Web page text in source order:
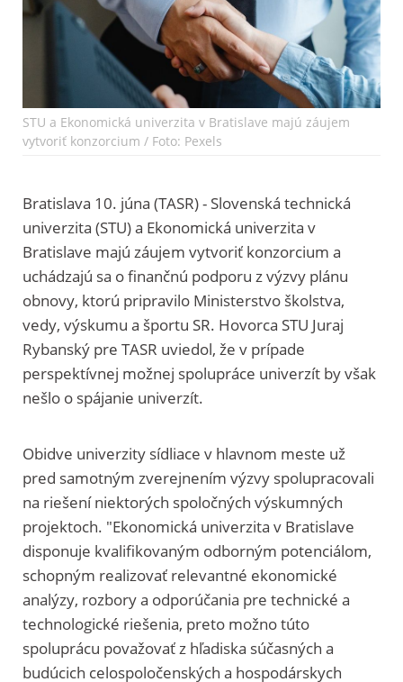
STU a Ekonomická univerzita v Bratislave majú záujem
vytvoriť konzorcium / Foto: Pexels
Bratislava 10. júna (TASR) - Slovenská technická
univerzita (STU) a Ekonomická univerzita v
Bratislave majú záujem vytvoriť konzorcium a
uchádzajú sa o finančnú podporu z výzvy plánu
obnovy, ktorú pripravilo Ministerstvo školstva,
vedy, výskumu a športu SR. Hovorca STU Juraj
Rybanský pre TASR uviedol, že v prípade
perspektívnej možnej spolupráce univerzít by však
nešlo o spájanie univerzít.
Obidve univerzity sídliace v hlavnom meste už
pred samotným zverejnením výzvy spolupracovali
na riešení niektorých spoločných výskumných
projektoch. "Ekonomická univerzita v Bratislave
disponuje kvalifikovaným odborným potenciálom,
schopným realizovať relevantné ekonomické
analýzy, rozbory a odporúčania pre technické a
technologické riešenia, preto možno túto
spoluprácu považovať z hľadiska súčasných a
budúcich celospoločenských a hospodárskych